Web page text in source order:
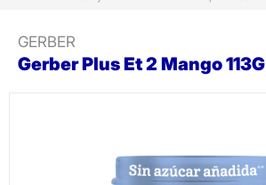
GERBER
Gerber Plus Et 2 Mango 113G